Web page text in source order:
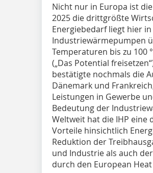
Nicht nur in Europa ist
2025 die drittgrößte
Energiebedarf liegt hier
Industriewärmepumpen
Temperaturen bis zu 100
(„Das Potential
bestätigte nochmals die
Dänemark und
Leistungen in Gewerbe
Bedeutung der
Weltweit hat die IHP eine
Vorteile hinsichtlich
Reduktion der
und Industrie als auch
durch den European